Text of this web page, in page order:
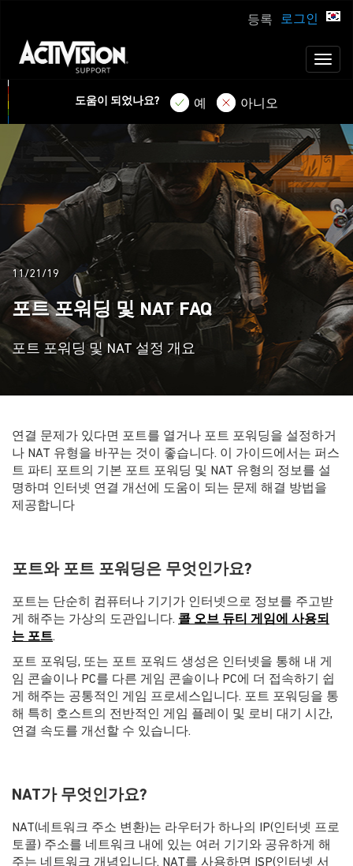
로그인
등록
도움이 되었나요? 예 아니오
11/21/19
포트 포워딩 및 NAT FAQ
포트 포워딩 및 NAT 설정 개요
연결 문제가 있다면 포트를 열거나 포트 포워딩을 설정하거
나 NAT 유형을 바꾸는 것이 좋습니다. 이 가이드에서는 퍼스
트 파티 포트의 기본 포트 포워딩 및 NAT 유형의 정보를 설
명하며 인터넷 연결 개선에 도움이 되는 문제 해결 방법을
제공합니다
포트와 포트 포워딩은 무엇인가요?
포트는 단순히 컴퓨터나 기기가 인터넷으로 정보를 주고받
게 해주는 가상의 도관입니다. 콜 오브 듀티 게임에 사용되
는 포트.
포트 포워딩, 또는 포트 포워드 생성은 인터넷을 통해 내 게
임 콘솔이나 PC를 다른 게임 콘솔이나 PC에 더 접속하기 쉽
게 해주는 공통적인 게임 프로세스입니다. 포트 포워딩을 통
해 특히 호스트의 전반적인 게임 플레이 및 로비 대기 시간,
연결 속도를 개선할 수 있습니다.
NAT가 무엇인가요?
NAT(네트워크 주소 변환)는 라우터가 하나의 IP(인터넷 프로
토콜) 주소를 네트워크 내에 있는 여러 기기와 공유하게 해
주는 네트워크 개념입니다. NAT를 사용하면 ISP(인터넷 서